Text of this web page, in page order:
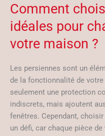
Comment
idéales pour
votre maison ?
Les persiennes sont un
de la fonctionnalité de
seulement une protection
indiscrets, mais ajoutent
fenêtres. Cependant,
un défi, car chaque pièce